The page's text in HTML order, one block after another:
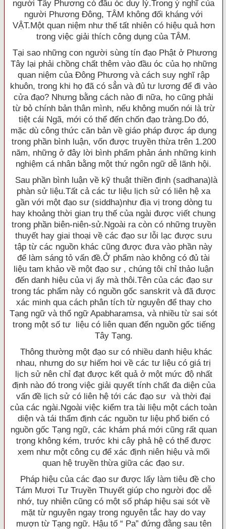
người Tây Phương có đầu óc duy lý.Trong ý nghĩ của
người Phương Ðông, TÂM không đối kháng với
VẬT.Một quan niệm như thế tất nhiên có hiệu quả hơn
trong việc giải thích công dụng của TÂM.
Tại sao những con người sùng tín đạo Phật ở Phương
Tây lại phải chồng chất thêm vào đầu óc của họ những
quan niệm của Ðông Phương và cách suy nghĩ rập
khuôn, trong khi họ đã có sẳn và đủ tư lương để đi vào
cửa đạo? Nhưng bằng cách nào đi nữa, họ cũng phải
từ bỏ chính bản thân mình, nếu không muốn nói là trừ
tiệt cái Ngã, mới có thể đến chốn đạo tràng.Do đó,
mặc dù công thức căn bản về giáo pháp được áp dụng
trong phần bình luận, vốn được truyền thừa trên 1.200
năm, những ở đây lời bình phẩm phản ánh những kinh
nghiệm cá nhân bằng một thứ ngôn ngữ dễ lãnh hội.
Sau phần bình luận về kỹ thuật thiền định (sadhana)là
phàn sử liệu.Tất cả các tư liệu lịch sử có liên hệ xa
gần với một đạo sư (siddha)như địa vị trong dòng tu
hay khoảng thời gian trụ thế của ngài được viết chung
trong phần biên-niên-sử.Ngoài ra còn có những truyền
thuyết hay giai thoại về các đạo sư lỗi lạc được sưu
tập từ các nguồn khác cũng được đưa vào phần này
để làm sáng tỏ vấn đề.Ở phẩm nào không có đủ tài
liệu tam khảo về một đạo sư , chúng tôi chỉ thảo luận
đến danh hiệu của vị ấy mà thôi.Tên của các đạo sư
trong tác phẩm này có nguồn gốc sanskrit và đã được
xác minh qua cách phân tích từ nguyên để thay cho
Tạng ngữ và thổ ngữ Apabharamsa, và nhiều từ sai sót
trong một số tư liệu có liên quan đến nguồn gốc tiếng
Tây Tạng.
Thông thường một đạo sư có nhiều danh hiệu khác
nhau, nhưng do sự hiếm hoi về các tư liệu có giá trị
lịch sử nên chỉ đạt được kết quả ở một mức độ nhất
định nào đó trong việc giải quyết tính chất đa diện của
vấn đề lịch sử có liên hệ tới các đạo sư và thời đại
của các ngài.Ngoài việc kiểm tra tài liệu một cách toàn
diện và tái thẩm định các nguồn tư liệu phổ biến có
nguồn gốc Tạng ngữ, các khám phá mới cũng rất quan
trọng không kém, trước khi cây phả hệ có thể được
xem như một công cụ để xác định niên hiệu và mối
quan hệ truyền thừa giữa các đạo sư.
Pháp hiệu của các đạo sư được lấy làm tiêu đề cho
Tám Mươi Tư Truyền Thuyết giúp cho người đọc dễ
nhớ, tuy nhiên cũng có một số pháp hiệu sai sót về
mặt từ nguyên ngay trong nguyên tắc hay do vay
mượn từ Tạng ngữ. Hậu tố “ Pa” đứng đằng sau tên